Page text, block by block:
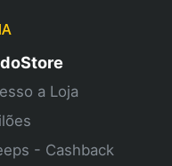
a Loja
- Cashback